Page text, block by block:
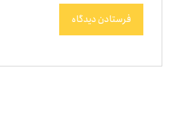
فرستادن دیدگاه